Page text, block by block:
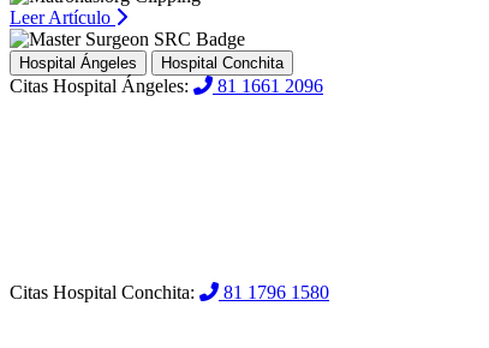
Leer Artículo
Hospital Ángeles Hospital Conchita
Citas Hospital Ángeles: 81 1661 2096
Citas Hospital Conchita: 81 1796 1580